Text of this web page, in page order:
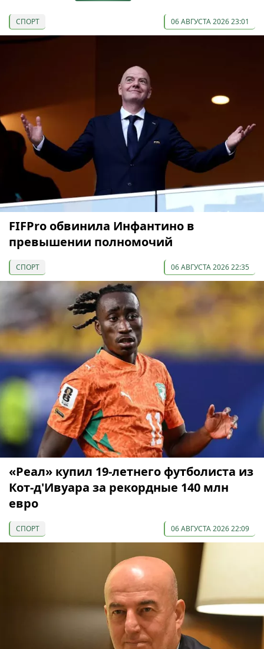
СПОРТ 06 АВГУСТА 2026 23:01
FIFPro обвинила Инфантино в
превышении полномочий
СПОРТ 06 АВГУСТА 2026 22:35
«Реал» купил 19-летнего футболиста из
Кот-д'Ивуара за рекордные 140 млн
евро
СПОРТ 06 АВГУСТА 2026 22:09